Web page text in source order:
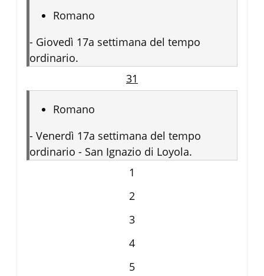
Romano
- Giovedì 17a settimana del tempo
ordinario.
31
Romano
- Venerdì 17a settimana del tempo
ordinario - San Ignazio di Loyola.
1
2
3
4
5